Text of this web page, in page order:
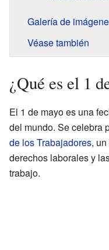
Galería de
Véase también
¿Qué es el 1
El 1 de mayo es una
del mundo. Se celebra
de los Trabajadores,
derechos laborales y
trabajo.